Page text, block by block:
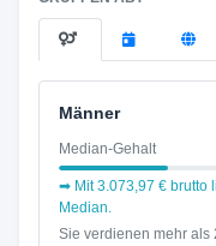
Männer
Median-Gehalt
➡ Mit 3.073,97 € brutto
Median.
Sie verdienen mehr als